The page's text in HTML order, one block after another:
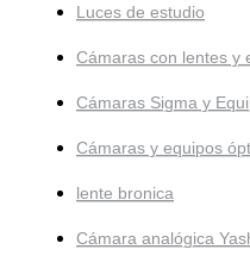
Luces de estudio
Cámaras con lentes y
Cámaras Sigma y
Cámaras y equipos
lente bronica
Cámara analógica